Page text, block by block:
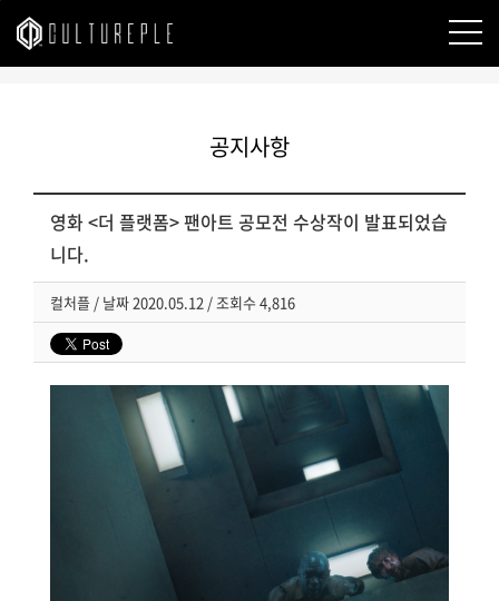
본문바로가기
공지사항
영화 <더 플랫폼> 팬아트 공모전 수상작이 발표되었습
니다.
컬처플 / 날짜2020.05.12 /조회수4,816